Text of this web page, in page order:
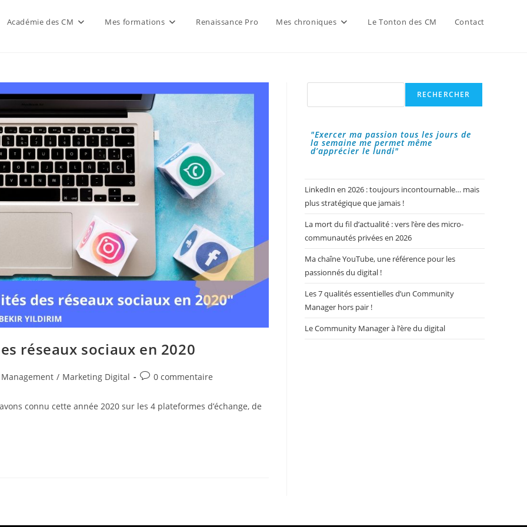
Académie des CM Mes formations Renaissance Pro Mes chroniques Le Tonton des CM Contact
réseaux sociaux en 2020
/ Marketing Digital
Commentaires
publication :
0 commentaire
connu cette année 2020 sur les 4 plateformes d’échange, de
Rechercher
RECHERCHER
"Exercer ma passion tous les jours de
la semaine me permet même
d’apprécier le lundi"
LinkedIn en 2026 : toujours incontournable… mais
plus stratégique que jamais !
La mort du fil d’actualité : vers l’ère des micro-
communautés privées en 2026
Ma chaîne YouTube, une référence pour les
passionnés du digital !
Les 7 qualités essentielles d’un Community
Manager hors pair !
Le Community Manager à l’ère du digital